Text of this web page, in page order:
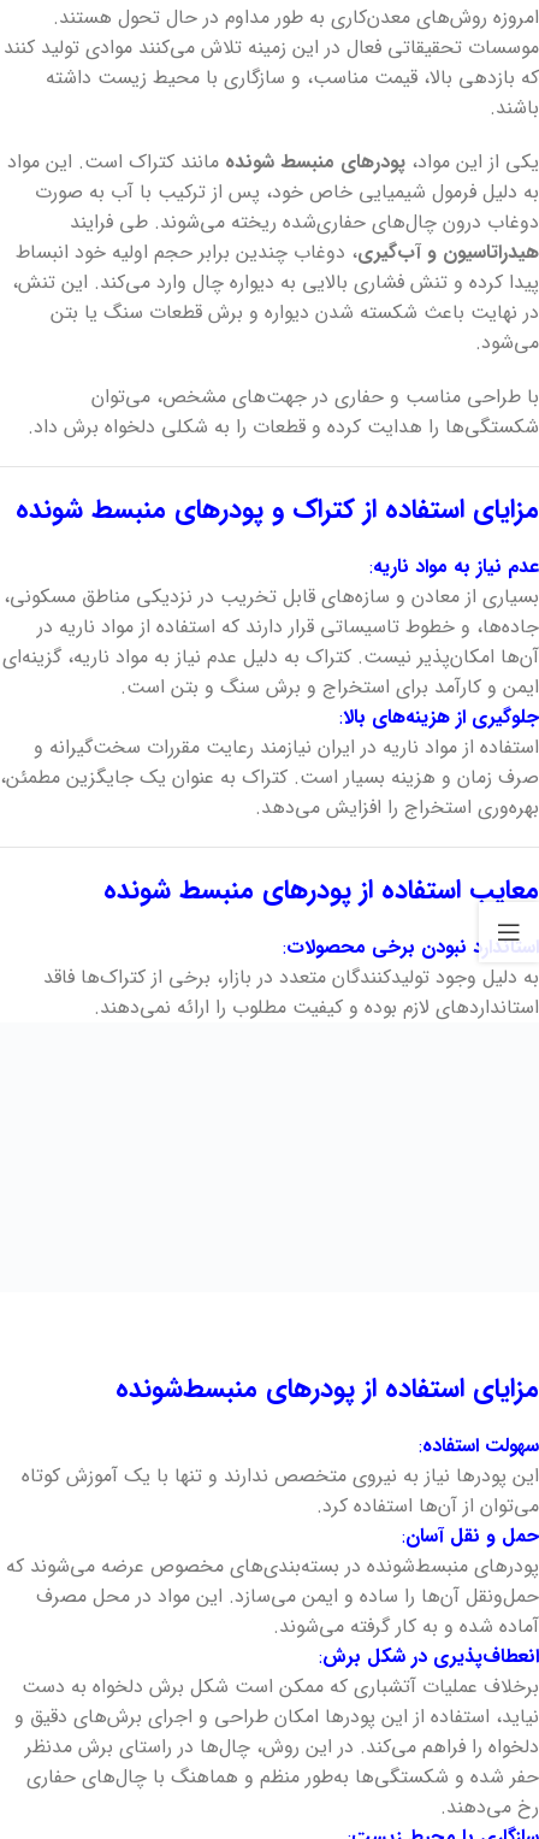
امروزه روش‌های معدن‌کاری به طور مداوم در حال تحول هستند.
موسسات تحقیقاتی فعال در این زمینه تلاش می‌کنند موادی تولید کنند
که بازدهی بالا، قیمت مناسب، و سازگاری با محیط زیست داشته
باشند.
یکی از این مواد، پودرهای منبسط‌ شونده مانند کتراک است. این مواد
به دلیل فرمول شیمیایی خاص خود، پس از ترکیب با آب به صورت
دوغاب درون چال‌های حفاری‌شده ریخته می‌شوند. طی فرایند
هیدراتاسیون و آب‌گیری، دوغاب چندین برابر حجم اولیه خود انبساط
پیدا کرده و تنش فشاری بالایی به دیواره چال وارد می‌کند. این تنش،
در نهایت باعث شکسته شدن دیواره و برش قطعات سنگ یا بتن
می‌شود.
با طراحی مناسب و حفاری در جهت‌های مشخص، می‌توان
شکستگی‌ها را هدایت کرده و قطعات را به شکلی دلخواه برش داد.
مزایای استفاده از کتراک و پودرهای منبسط‌ شونده
عدم نیاز به مواد ناریه:
بسیاری از معادن و سازه‌های قابل تخریب در نزدیکی مناطق مسکونی،
جاده‌ها، و خطوط تاسیساتی قرار دارند که استفاده از مواد ناریه در
آن‌ها امکان‌پذیر نیست. کتراک به دلیل عدم نیاز به مواد ناریه، گزینه‌ای
ایمن و کارآمد برای استخراج و برش سنگ و بتن است.
جلوگیری از هزینه‌های بالا:
استفاده از مواد ناریه در ایران نیازمند رعایت مقررات سخت‌گیرانه و
صرف زمان و هزینه بسیار است. کتراک به عنوان یک جایگزین مطمئن،
بهره‌وری استخراج را افزایش می‌دهد.
معایب استفاده از پودرهای منبسط‌ شونده
استاندارد نبودن برخی محصولات:
به دلیل وجود تولیدکنندگان متعدد در بازار، برخی از کتراک‌ها فاقد
استانداردهای لازم بوده و کیفیت مطلوب را ارائه نمی‌دهند.
مزایای استفاده از پودرهای منبسط‌شونده
سهولت استفاده:
این پودرها نیاز به نیروی متخصص ندارند و تنها با یک آموزش کوتاه
می‌توان از آن‌ها استفاده کرد.
حمل و نقل آسان:
پودرهای منبسط‌شونده در بسته‌بندی‌های مخصوص عرضه می‌شوند که
حمل‌ونقل آن‌ها را ساده و ایمن می‌سازد. این مواد در محل مصرف
آماده شده و به کار گرفته می‌شوند.
انعطاف‌پذیری در شکل برش:
برخلاف عملیات آتشباری که ممکن است شکل برش دلخواه به دست
نیاید، استفاده از این پودرها امکان طراحی و اجرای برش‌های دقیق و
دلخواه را فراهم می‌کند. در این روش، چال‌ها در راستای برش مدنظر
حفر شده و شکستگی‌ها به‌طور منظم و هماهنگ با چال‌های حفاری
رخ می‌دهند.